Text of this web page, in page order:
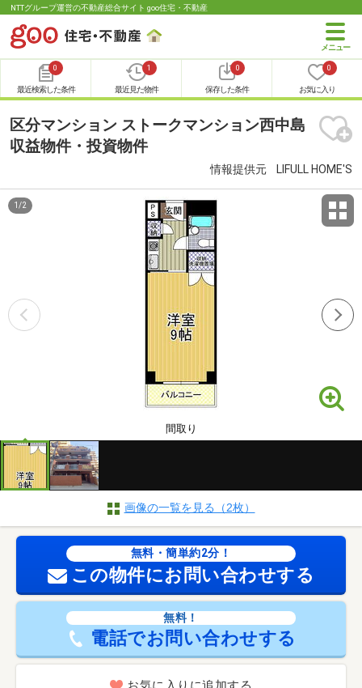
NTTグループ運営の不動産総合サイト goo住宅・不動産
0
最近検索した条件
1
最近見た物件
0
保存した条件
0
お気に入り
区分マンション ストークマンション西中島
収益物件・投資物件
情報提供元 LIFULL HOME'S
間取り
1 /2
画像の一覧を見る（2枚）
無料・簡単約2分！
この物件にお問い合わせする
無料！
電話でお問い合わせする